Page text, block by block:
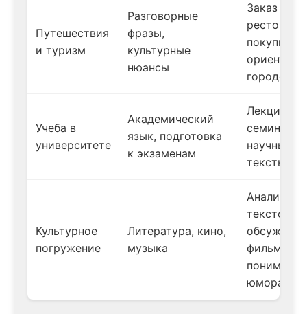
Путешествия
и туризм
Разговорные
фразы,
культурные
нюансы
Заказ в
ресторане,
покупки,
городе
Учеба в
университете
Академический
язык, подготовка
к экзаменам
Лекции,
семинары,
научные
тексты
Культурное
погружение
Литература, кино,
музыка
Анализ
текстов,
фильмов,
понимание
юмора